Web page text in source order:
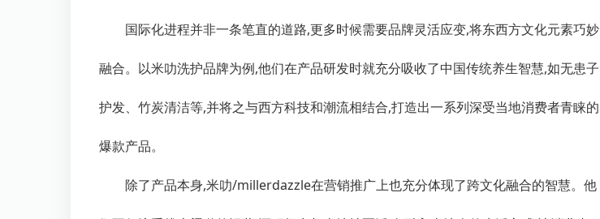
国际化进程并非一条笔直的道路,更多时候需要品牌灵活应变,将东西方文化元素巧妙
融合。以米叻洗护品牌为例,他们在产品研发时就充分吸收了中国传统养生智慧,如无患子
护发、竹炭清洁等,并将之与西方科技和潮流相结合,打造出一系列深受当地消费者青睐的
爆款产品。
除了产品本身,米叻/millerdazzle在营销推广上也充分体现了跨文化融合的智慧。他